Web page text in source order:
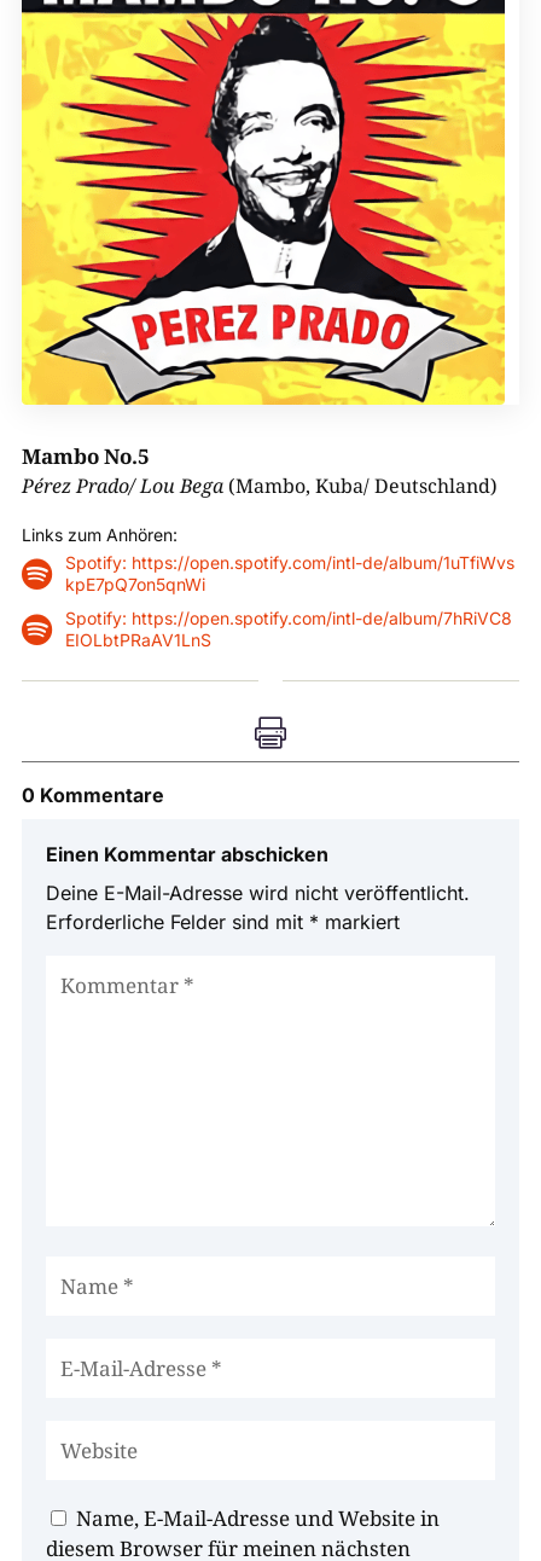
Mambo No.5
Pérez Prado/ Lou Bega(Mambo, Kuba/ Deutschland)
Links zum Anhören:

Spotify: https://open.spotify.com/intl-de/album/1uTfiWvs
kpE7pQ7on5qnWi

Spotify: https://open.spotify.com/intl-de/album/7hRiVC8
EIOLbtPRaAV1LnS

0 Kommentare
Einen Kommentar abschicken
Deine E-Mail-Adresse wird nicht veröffentlicht.
Erforderliche Felder sind mit * markiert
Name, E-Mail-Adresse und Website in
diesem Browser für meinen nächsten